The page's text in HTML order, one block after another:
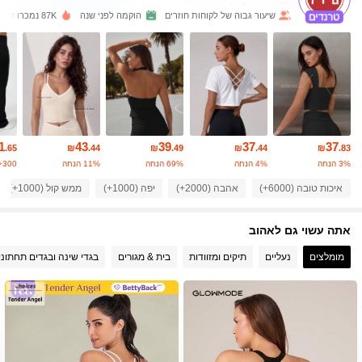
4.87 120K עוקבים
4.87 120K עוקבים
4.87 120K עוקבים
4.87 120K עוקבים
4.87 120K עוקבים
4.87 120K עוקבים
שיעור גבוה של לקוחות חוזרים הוקמה לפני שנה 87K נמכרו לאחרונה
₪37.83
3% הנחה
₪37.44
4% הנחה
₪39.49
69% הנחה
₪43.44
11% הנחה
.65
300+ נמכר
איכות טובה (6000+) אהבה (2000+) יפה (1000+) ממש קול (1000+)
אתה עשוי גם לאהוב
מומלצים נעליים תיקים ומזוודות בית & מגורים בגדי שינה ובגדים